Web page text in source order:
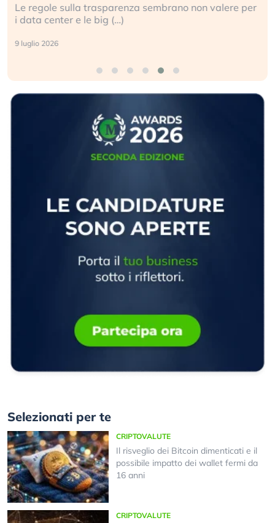
Le regole sulla trasparenza sembrano non valere per
i data center e le big (…)
9 luglio 2026
Selezionati per te
CRIPTOVALUTE
Il risveglio dei Bitcoin dimenticati e il
possibile impatto dei wallet fermi da
16 anni
CRIPTOVALUTE